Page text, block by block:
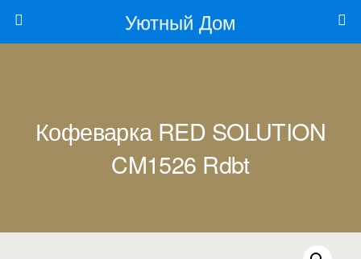
Уютный Дом
Кофеварка RED SOLUTION
CM1526 Rdbt